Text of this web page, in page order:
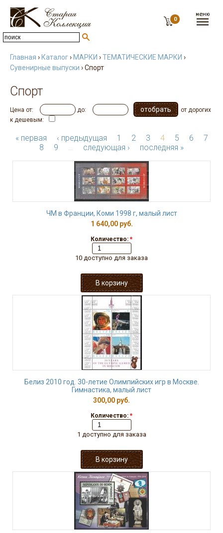
0
Главная › Каталог› МАРКИ ›ТЕМАТИЧЕСКИЕ МАРКИ ›
Сувенирные выпуски › Спорт
Спорт
Цена от: до:
от дорогих
к дешевым:
« первая ‹ предыдущая 1 2 3 4 5 6
7
8
9 … следующая › последняя »
ЧМ в Франции, Коми 1998 г, малый лист
1 640,00 руб.
Количество: *
10 доступно для заказа
Белиз 2010 год. 30-летие Олимпийских игр в Москве.
Гимнастика, малый лист
300,00 руб.
Количество: *
1 доступно для заказа